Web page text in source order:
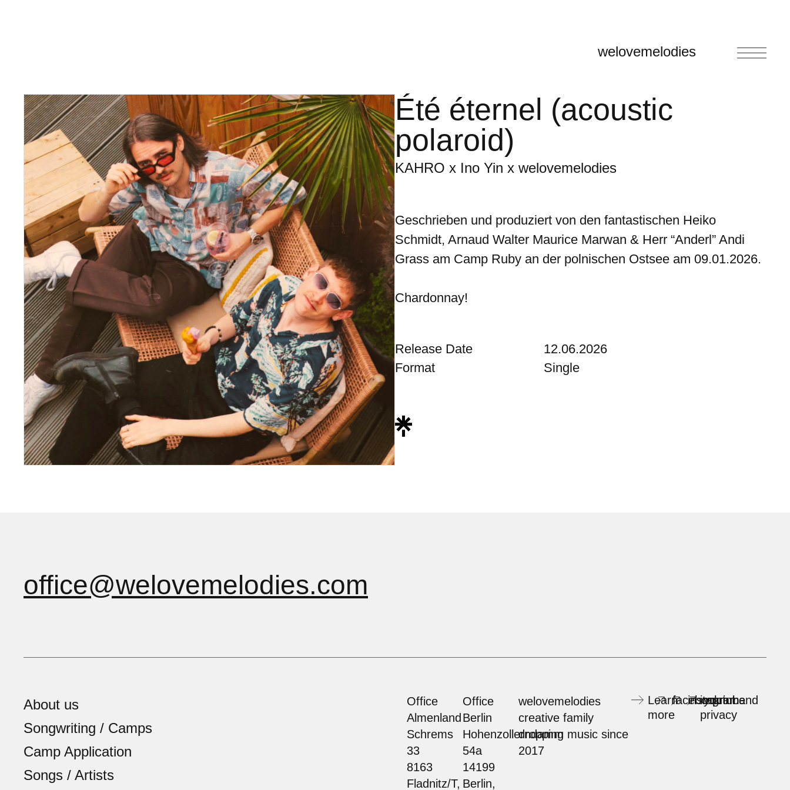
welovemelodies
Été éternel (acoustic
polaroid)
KAHRO x Ino Yin x welovemelodies
Geschrieben und produziert von den fantastischen Heiko
Schmidt, Arnaud Walter Maurice Marwan & Herr “Anderl” Andi
Grass am Camp Ruby an der polnischen Ostsee am 09.01.2026.
Chardonnay!
Release Date
Format
12.06.2026
Single
office@welovemelodies.com
About us
Songwriting / Camps
Camp Application
Songs / Artists
Office
Almenland
Schrems
33
8163
Fladnitz/T,
Office
Berlin
Hohenzollerndamm
54a
14199
Berlin,
welovemelodies
creative family
dropping music since
2017
Learn
more
facebook
instagram
youtube
imprint and
privacy